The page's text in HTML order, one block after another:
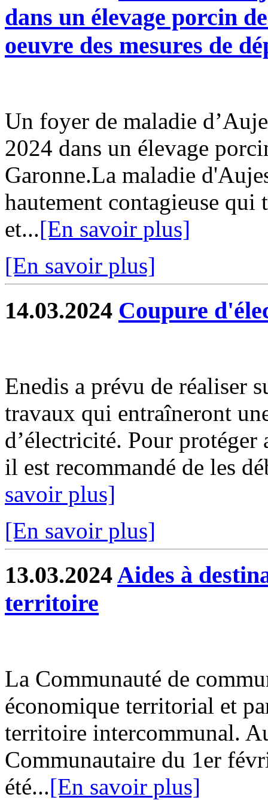
dans un élevage porcin
oeuvre des mesures de
Un foyer de maladie
2024 dans un élevage
Garonne.La maladie
hautement contagieuse qui
et...[En savoir plus]
[En savoir plus]
14.03.2024 Coupure
Enedis a prévu de réaliser
travaux qui entraîneront
d’électricité. Pour protéger
il est recommandé de les
savoir plus]
[En savoir plus]
13.03.2024Aides à
territoire
La Communauté de
économique territorial et
territoire intercommunal.
Communautaire du 1er
été...[En savoir plus]